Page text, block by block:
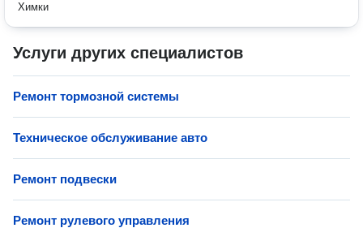
Химки
Услуги других специалистов
Ремонт тормозной системы
Техническое обслуживание авто
Ремонт подвески
Ремонт рулевого управления